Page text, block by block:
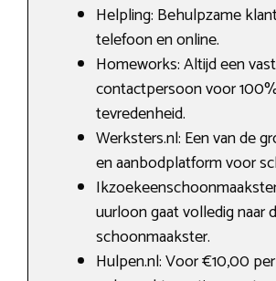
Helpling: Behulpzame
telefoon en online.
Homeworks: Altijd een vast
contactpersoon voor
tevredenheid.
Werksters.nl: Een van de
en aanbodplatform voor
uurloon gaat volledig naar
schoonmaakster.
Hulpen.nl: Voor €10,00